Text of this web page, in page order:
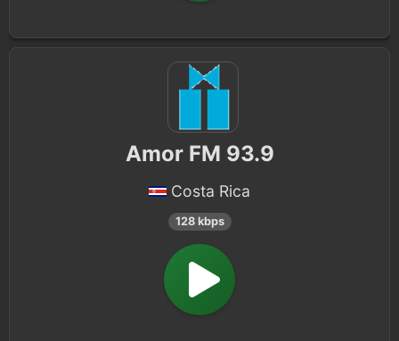
Amor FM 93.9
Costa Rica
128 kbps